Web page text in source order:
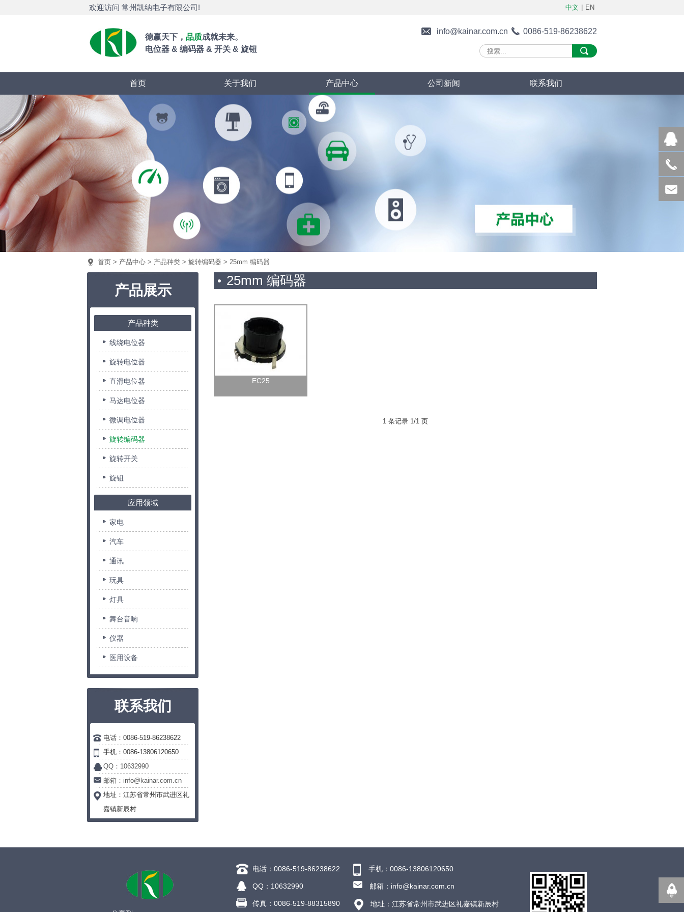
欢迎访问 常州凯纳电子有限公司! 中文 EN
德赢天下， 品质成就未来。
电位器 & 编码器 & 开关 & 旋钮
info@kainar.com.cn 0086-519-86238622
首页 关于我们 产品中心 公司新闻 联系我们
首页 > 产品中心 > 产品种类 > 旋转编码器 > 25mm 编码器
产品展示
产品种类
线绕电位器
旋转电位器
直滑电位器
马达电位器
微调电位器
旋转编码器
旋转开关
旋钮
应用领域
家电
汽车
通讯
玩具
灯具
舞台音响
仪器
医用设备
联系我们
电话：0086-519-86238622
手机：0086-13806120650
QQ：10632990
邮箱：info@kainar.com.cn
地址： 江苏省常州市武进区礼
嘉镇新辰村
25mm 编码器
EC25
1 条记录 1/1 页
电话：0086-519-86238622 手机：0086-13806120650
QQ：10632990 邮箱：info@kainar.com.cn
传真：0086-519-88315890 地址：江苏省常州市武进区礼嘉镇新辰村